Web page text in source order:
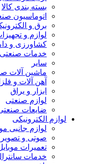
بسته بندی کالا
اتوماسیون
برق و
لوازم و
کشاورزی و
خدمات صنعتی
سایر
ماشین آلات
آهن آلات و
ابزار و یراق
لوازم صنعتی
ضایعات
لوازم الکترونیکی
لوازم جانبی
صوتی و
تعمیرات
خدمات